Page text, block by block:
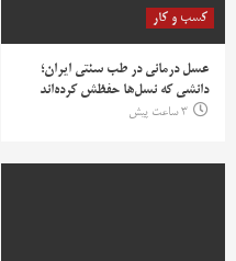
کسب و کار
عسل درمانی در طب سنتی ایران؛
دانشی که نسل‌ها حفظش کرده‌اند
3 ساعت پیش